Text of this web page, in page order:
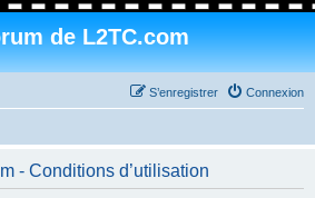
de L2TC.com
Connexion
S’enregistrer
- Conditions d’utilisation